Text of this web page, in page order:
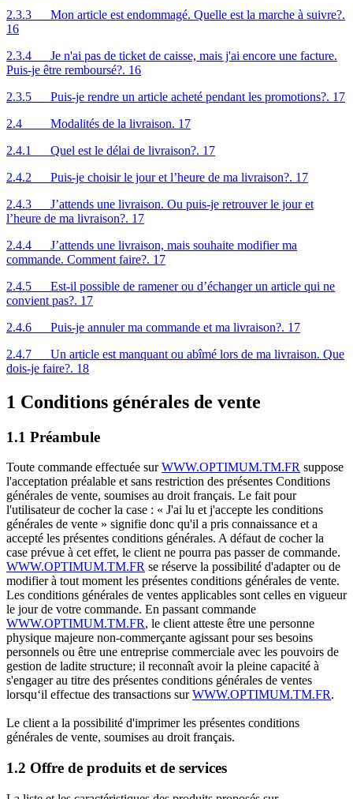
2.3.3 Mon article est endommagé. Quelle est la marche à suivre?.
16
2.3.4 Je n'ai pas de ticket de caisse, mais j'ai encore une facture.
Puis-je être remboursé?. 16
2.3.5 Puis-je rendre un article acheté pendant les promotions?. 17
2.4 Modalités de la livraison. 17
2.4.1 Quel est le délai de livraison?. 17
2.4.2 Puis-je choisir le jour et l’heure de ma livraison?. 17
2.4.3 J’attends une livraison. Ou puis-je retrouver le jour et
l’heure de ma livraison?. 17
2.4.4 J’attends une livraison, mais souhaite modifier ma
commande. Comment faire?. 17
2.4.5 Est-il possible de ramener ou d’échanger un article qui ne
convient pas?. 17
2.4.6 Puis-je annuler ma commande et ma livraison?. 17
2.4.7 Un article est manquant ou abîmé lors de ma livraison. Que
dois-je faire?. 18
1 Conditions générales de vente
1.1 Préambule
Toute commande effectuée surWWW.OPTIMUM.TM.FR suppose
l'acceptation préalable et sans restriction des présentes Conditions
générales de vente, soumises au droit français. Le fait pour
l'utilisateur de cocher la case : « J'ai lu et j'accepte les conditions
générales de vente » signifie donc qu'il a pris connaissance et a
accepté les présentes conditions générales. A défaut de cocher la
case prévue à cet effet, le client ne pourra pas passer de commande.
WWW.OPTIMUM.TM.FR se réserve la possibilité d'adapter ou de
modifier à tout moment les présentes conditions générales de vente.
Les conditions générales de ventes applicables sont celles en vigueur
le jour de votre commande. En passant commande
WWW.OPTIMUM.TM.FR, le client atteste être une personne
physique majeure non-commerçante agissant pour ses besoins
personnels ou être une entreprise commerciale avec les pouvoirs de
gestion de ladite structure; il reconnaît avoir la pleine capacité à
s'engager au titre des présentes conditions générales de ventes
lorsqu‘il effectue des transactions surWWW.OPTIMUM.TM.FR.
Le client a la possibilité d'imprimer les présentes conditions
générales de vente, soumises au droit français.
1.2 Offre de produits et de services